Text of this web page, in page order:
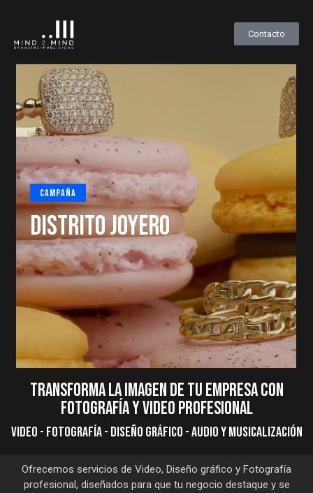
Contacto
Contacto
CAMPAÑA
IMOK
TRANSFORMA LA IMAGEN DE TU EMPRESA CON
FOTOGRAFÍA Y VIDEO PROFESIONAL
VIDEO - FOTOGRAFÍA - DISEÑO GRÁFICO - AUDIO Y MUSICALIZACIÓN
Ofrecemos servicios de Video, Diseño gráfico y Fotografía
profesional, diseñados para que tu negocio destaque y se